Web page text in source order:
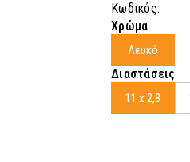
Κωδικός:
Χρώμα
Λευκό
Διαστάσεις
11 x 2,8